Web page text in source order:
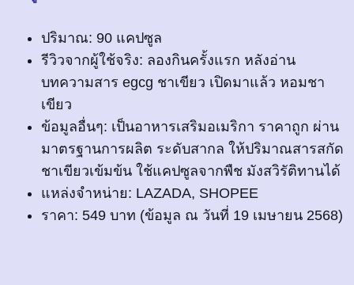
ปริมาณ: 90 แคปซูล
รีวิวจากผู้ใช้จริง: ลองกินครั้งแรก หลังอ่าน
บทความสาร egcg ชาเขียว เปิดมาแล้ว หอมชา
เขียว
ข้อมูลอื่นๆ: เป็นอาหารเสริมอเมริกา ราคาถูก ผ่าน
มาตรฐานการผลิต ระดับสากล ให้ปริมาณสารสกัด
ชาเขียวเข้มข้น ใช้แคปซูลจากพืช มังสวิรัติทานได้
แหล่งจำหน่าย: LAZADA, SHOPEE
ราคา: 549 บาท (ข้อมูล ณ วันที่ 19 เมษายน 2568)